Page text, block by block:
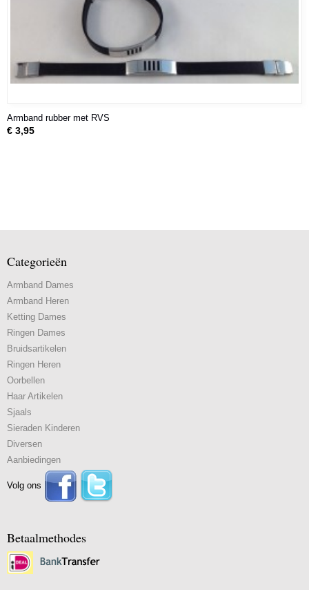
Armband rubber met RVS
€ 3,95
Categorieën
Armband Dames
Armband Heren
Ketting Dames
Ringen Dames
Bruidsartikelen
Ringen Heren
Oorbellen
Haar Artikelen
Sjaals
Sieraden Kinderen
Diversen
Aanbiedingen
Volg ons
Betaalmethodes